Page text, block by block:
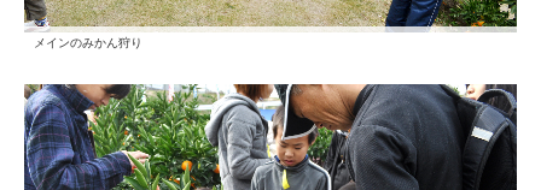
メインのみかん狩り